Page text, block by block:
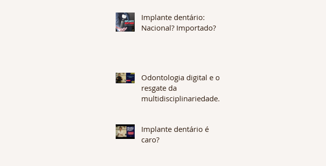
Implante dentário:
Nacional? Importado?
Odontologia digital e o
resgate da
multidisciplinariedade.
Implante dentário é
caro?